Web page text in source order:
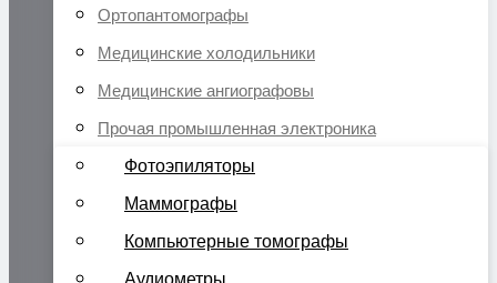
Ортопантомографы
Медицинские холодильники
Медицинские ангиографовы
Прочая промышленная электроника
Фотоэпиляторы
Маммографы
Компьютерные томографы